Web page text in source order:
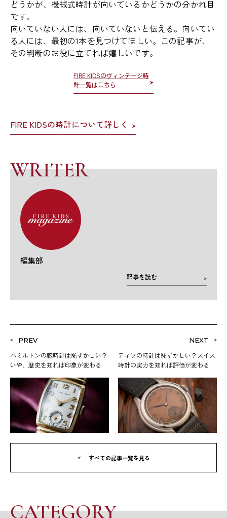
どうかが、機械式時計が向いているかどうかの分かれ目
です。
向いていない人には、向いていないと伝える。向いてい
る人には、最初の1本を見つけてほしい。この記事が、
その判断のお役に立てれば嬉しいです。
FIRE KIDSのヴィンテージ時
計一覧はこちら
FIRE KIDSの時計について詳しく
WRITER
編集部
記事を読む
CATEGORY
PREV
ハミルトンの腕時計は恥ずかしい？
いや、歴史を知れば印象が変わる
NEXT
ティソの時計は恥ずかしい？スイス
時計の実力を知れば評価が変わる
すべての記事一覧を見る